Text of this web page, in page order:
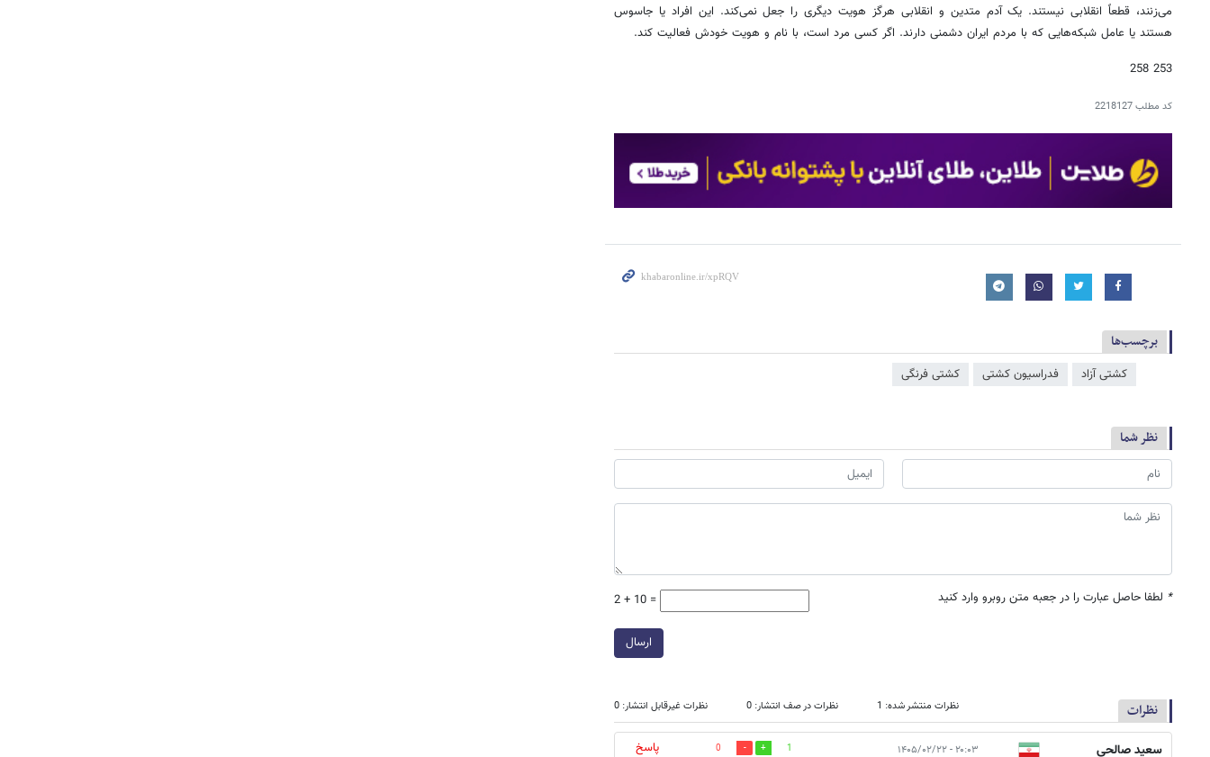
می‌زنند، قطعاً انقلابی نیستند. یک آدم متدین و انقلابی هرگز هویت دیگری را جعل نمی‌کند. این افراد یا جاسوس
هستند یا عامل شبکه‌هایی که با مردم ایران دشمنی دارند. اگر کسی مرد است، با نام و هویت خودش فعالیت کند.
253 258
کد مطلب2218127
برچسب‌ها
کشتی آزاد فدراسیون کشتی کشتی فرنگی
نظر شما
* لطفا حاصل عبارت را در جعبه متن روبرو وارد کنید 2 + 10 =
ارسال
نظرات نظرات منتشر شده: 1 نظرات در صف انتشار: 0 نظرات غیرقابل انتشار: 0
سعید صالحی ۲۰:۰۳ - ۱۴۰۵/۰۲/۲۲ 1
0 پاسخ